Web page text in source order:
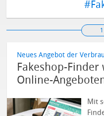
Neues Angebot der
Fakeshop-
Online-
Mit